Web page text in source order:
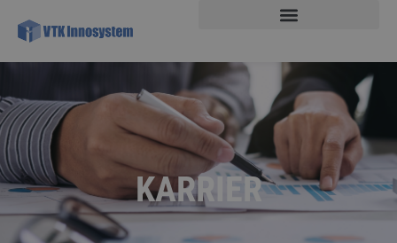
KARRIER